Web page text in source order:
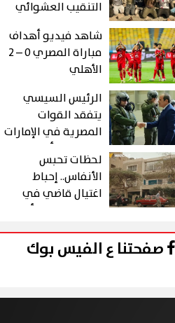
التنقيب العشوائي
عن الذهب في "درع
الجنوب"
شاهد فيديو أهداف
مباراة المصري 0 – 2
الأهلي
الرئيس السيسي
يتفقد القوات
المصرية في الإمارات
خلال زيارة أخوية
لحظات تحبس
الأنفاس.. إحباط
اغتيال قاضي في
الحلقة 10 من رأس
الأفعى
صفحتنا ع الفيس بوك